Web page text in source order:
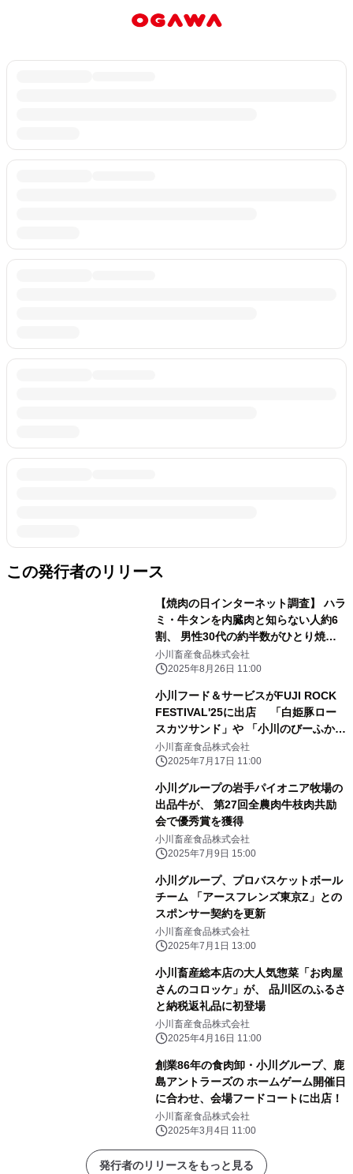
この発行者のリリース
【焼肉の日インターネット調査】 ハラ
ミ・牛タンを内臓肉と知らない人約6
割、 男性30代の約半数がひとり焼肉
ディナー経験者、 女性40代の7割弱が
「無性に肉が食べたい時」に焼肉
小川畜産食品株式会社
2025年8月26日 11:00
小川フード＆サービスがFUJI ROCK
FESTIVAL'25に出店 「白姫豚ロー
スカツサンド」や 「小川のびーふかれ
いぱん」などを販売
小川畜産食品株式会社
2025年7月17日 11:00
小川グループの岩手パイオニア牧場の
出品牛が、 第27回全農肉牛枝肉共励
会で優秀賞を獲得
小川畜産食品株式会社
2025年7月9日 15:00
小川グループ、プロバスケットボール
チーム 「アースフレンズ東京Z」との
スポンサー契約を更新
小川畜産食品株式会社
2025年7月1日 13:00
小川畜産総本店の大人気惣菜「お肉屋
さんのコロッケ」が、 品川区のふるさ
と納税返礼品に初登場
小川畜産食品株式会社
2025年4月16日 11:00
創業86年の食肉卸・小川グループ、鹿
島アントラーズの ホームゲーム開催日
に合わせ、会場フードコートに出店！
小川畜産食品株式会社
2025年3月4日 11:00
発行者のリリースをもっと見る